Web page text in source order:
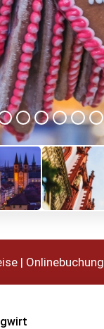
| Onlinebuchung